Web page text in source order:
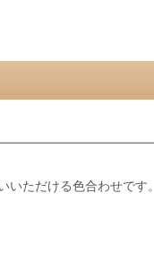
ただける色合わせです。